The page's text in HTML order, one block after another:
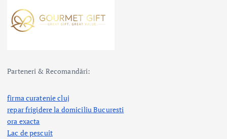
Parteneri & Recomandări:
firma curatenie cluj
repar frigidere la domiciliu Bucuresti
ora exacta
Lac de pescuit